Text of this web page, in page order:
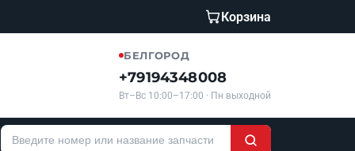
Корзина
БЕЛГОРОД
+79194348008
Вт–Вс 10:00–17:00 · Пн выходной